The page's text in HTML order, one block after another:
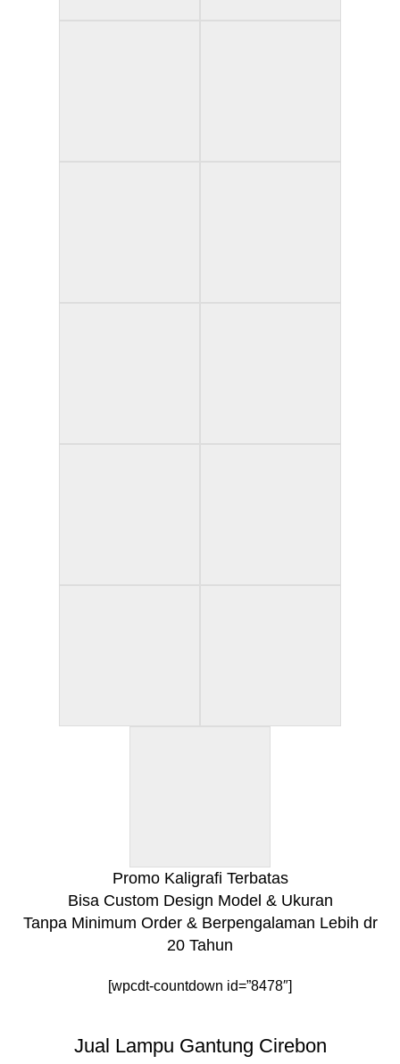
Promo Kaligrafi Terbatas
Bisa Custom Design Model & Ukuran
Tanpa Minimum Order & Berpengalaman Lebih dr
20 Tahun
[wpcdt-countdown id=”8478″]
Jual Lampu Gantung Cirebon